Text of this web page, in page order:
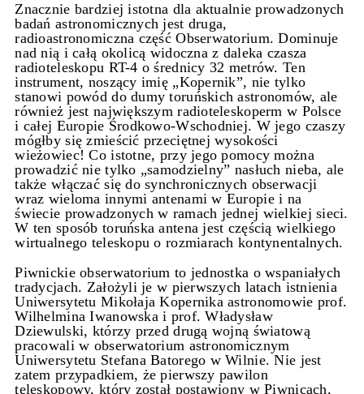
Znacznie bardziej istotna dla aktualnie prowadzonych
badań astronomicznych jest druga,
radioastronomiczna część Obserwatorium. Dominuje
nad nią i całą okolicą widoczna z daleka czasza
radioteleskopu RT-4 o średnicy 32 metrów. Ten
instrument, noszący imię „Kopernik”, nie tylko
stanowi powód do dumy toruńskich astronomów, ale
również jest największym radioteleskoperm w Polsce
i całej Europie Środkowo-Wschodniej. W jego czaszy
mógłby się zmieścić przeciętnej wysokości
wieżowiec! Co istotne, przy jego pomocy można
prowadzić nie tylko „samodzielny” nasłuch nieba, ale
także włączać się do synchronicznych obserwacji
wraz wieloma innymi antenami w Europie i na
świecie prowadzonych w ramach jednej wielkiej sieci.
W ten sposób toruńska antena jest częścią wielkiego
wirtualnego teleskopu o rozmiarach kontynentalnych.
Piwnickie obserwatorium to jednostka o wspaniałych
tradycjach. Założyli je w pierwszych latach istnienia
Uniwersytetu Mikołaja Kopernika astronomowie prof.
Wilhelmina Iwanowska i prof. Władysław
Dziewulski, którzy przed drugą wojną światową
pracowali w obserwatorium astronomicznym
Uniwersytetu Stefana Batorego w Wilnie. Nie jest
zatem przypadkiem, że pierwszy pawilon
teleskopowy, który został postawiony w Piwnicach,